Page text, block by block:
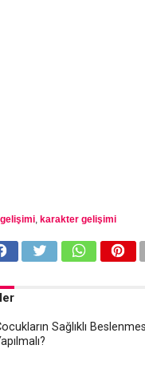
, karakter gelişimi
Sağlıklı